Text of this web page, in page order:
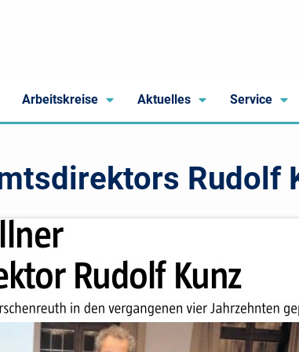
Arbeitskreise Aktuelles Service
Rudolf